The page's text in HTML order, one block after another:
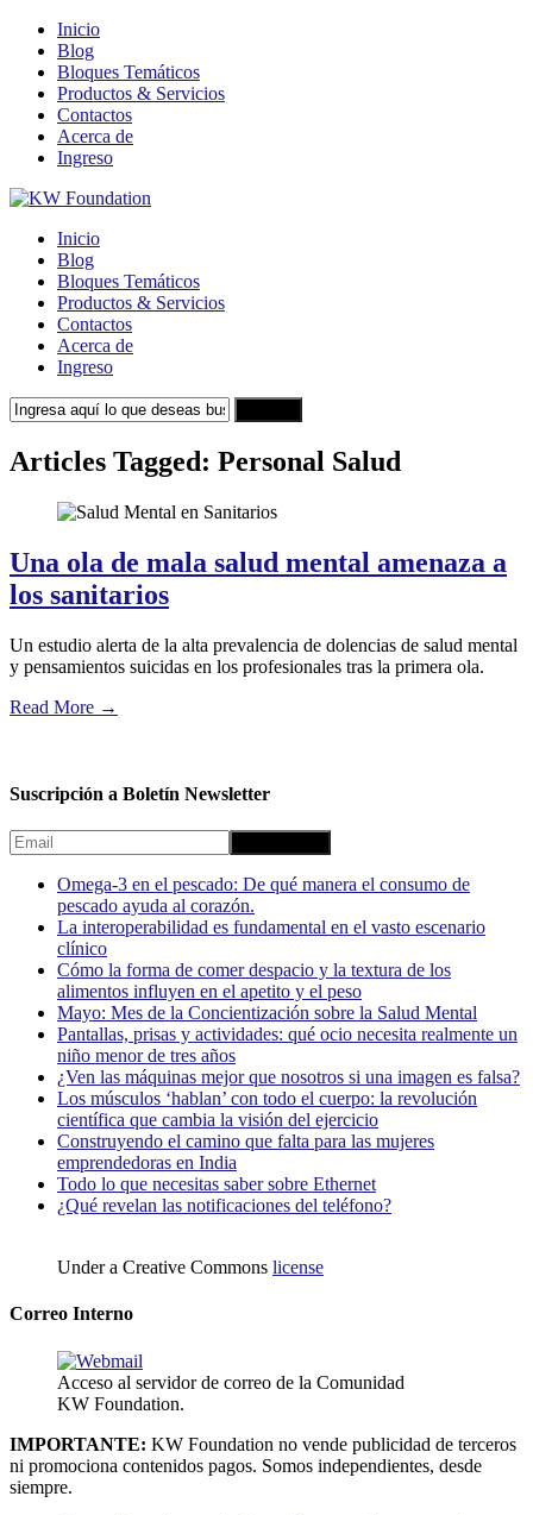
Inicio
Blog
Bloques Temáticos
Productos & Servicios
Contactos
Acerca de
Ingreso
Inicio
Blog
Bloques Temáticos
Productos & Servicios
Contactos
Acerca de
Ingreso
Articles Tagged: Personal Salud
Una ola de mala salud mental amenaza a
los sanitarios
Un estudio alerta de la alta prevalencia de dolencias de salud mental
y pensamientos suicidas en los profesionales tras la primera ola.
Read More →
Suscripción a Boletín Newsletter
Omega-3 en el pescado: De qué manera el consumo de
pescado ayuda al corazón.
La interoperabilidad es fundamental en el vasto escenario
clínico
Cómo la forma de comer despacio y la textura de los
alimentos influyen en el apetito y el peso
Mayo: Mes de la Concientización sobre la Salud Mental
Pantallas, prisas y actividades: qué ocio necesita realmente un
niño menor de tres años
¿Ven las máquinas mejor que nosotros si una imagen es falsa?
Los músculos ‘hablan’ con todo el cuerpo: la revolución
científica que cambia la visión del ejercicio
Construyendo el camino que falta para las mujeres
emprendedoras en India
Todo lo que necesitas saber sobre Ethernet
¿Qué revelan las notificaciones del teléfono?
Under a Creative Commons license
Correo Interno
Acceso al servidor de correo de la Comunidad
KW Foundation.
IMPORTANTE: KW Foundation no vende publicidad de terceros
ni promociona contenidos pagos. Somos independientes, desde
siempre.